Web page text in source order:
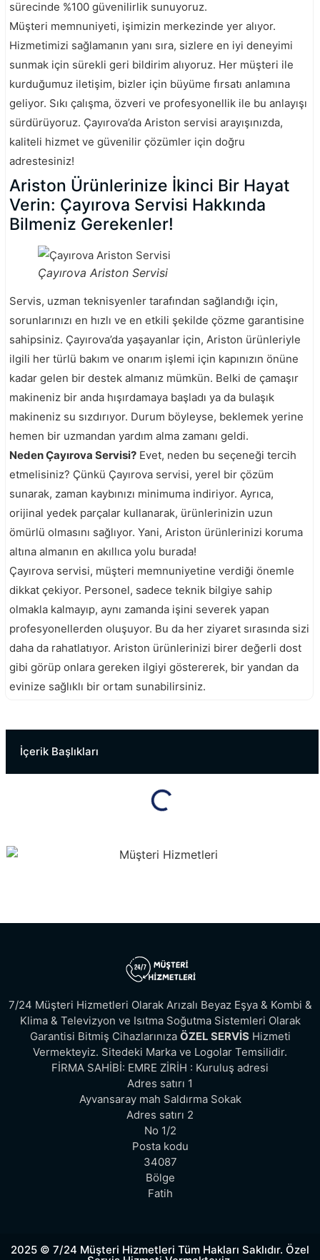
sürecinde %100 güvenilirlik sunuyoruz.
Müşteri memnuniyeti, işimizin merkezinde yer alıyor.
Hizmetimizi sağlamanın yanı sıra, sizlere en iyi deneyimi
sunmak için sürekli geri bildirim alıyoruz. Her müşteri ile
kurduğumuz iletişim, bizler için büyüme fırsatı anlamına
geliyor. Sıkı çalışma, özveri ve profesyonellik ile bu anlayışı
sürdürüyoruz. Çayırova’da Ariston servisi arayışınızda,
kaliteli hizmet ve güvenilir çözümler için doğru
adrestesiniz!
Ariston Ürünlerinize İkinci Bir Hayat
Verin: Çayırova Servisi Hakkında
Bilmeniz Gerekenler!
Çayırova Ariston Servisi
Servis, uzman teknisyenler tarafından sağlandığı için,
sorunlarınızı en hızlı ve en etkili şekilde çözme garantisine
sahipsiniz. Çayırova’da yaşayanlar için, Ariston ürünleriyle
ilgili her türlü bakım ve onarım işlemi için kapınızın önüne
kadar gelen bir destek almanız mümkün. Belki de çamaşır
makineniz bir anda hışırdamaya başladı ya da bulaşık
makineniz su sızdırıyor. Durum böyleyse, beklemek yerine
hemen bir uzmandan yardım alma zamanı geldi.
Neden Çayırova Servisi? Evet, neden bu seçeneği tercih
etmelisiniz? Çünkü Çayırova servisi, yerel bir çözüm
sunarak, zaman kaybınızı minimuma indiriyor. Ayrıca,
orijinal yedek parçalar kullanarak, ürünlerinizin uzun
ömürlü olmasını sağlıyor. Yani, Ariston ürünlerinizi koruma
altına almanın en akıllıca yolu burada!
Çayırova servisi, müşteri memnuniyetine verdiği önemle
dikkat çekiyor. Personel, sadece teknik bilgiye sahip
olmakla kalmayıp, aynı zamanda işini severek yapan
profesyonellerden oluşuyor. Bu da her ziyaret sırasında sizi
daha da rahatlatıyor. Ariston ürünlerinizi birer değerli dost
gibi görüp onlara gereken ilgiyi göstererek, bir yandan da
evinize sağlıklı bir ortam sunabilirsiniz.
İçerik Başlıkları
7/24 Müşteri Hizmetleri Olarak Arızalı Beyaz Eşya & Kombi &
Klima & Televizyon ve Isıtma Soğutma Sistemleri Olarak
Garantisi Bitmiş Cihazlarınıza ÖZEL SERVİSHizmeti
Vermekteyiz. Sitedeki Marka ve Logolar Temsilidir.
FİRMA SAHİBİ: EMRE ZİRİH : Kuruluş adresi
Adres satırı 1
Ayvansaray mah Saldırma Sokak
Adres satırı 2
No 1/2
Posta kodu
34087
Bölge
Fatih
2025 © 7/24 Müşteri Hizmetleri Tüm Hakları Saklıdır. Özel